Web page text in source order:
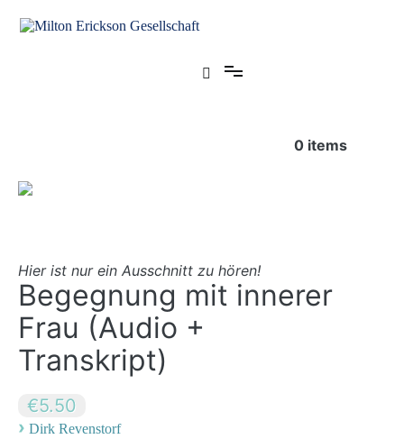
Inhalt
0 items
Hier ist nur ein Ausschnitt zu hören!
Begegnung mit innerer
Frau (Audio +
Transkript)
€5.50
› Dirk Revenstorf